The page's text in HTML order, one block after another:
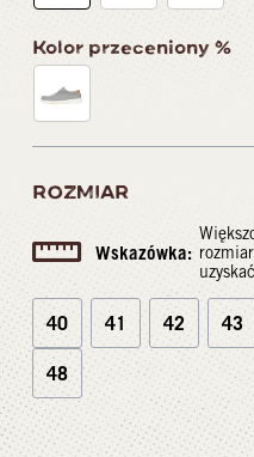
Kolor przeceniony %
ROZMIAR
Wskazówka:
40 41 42 43
48